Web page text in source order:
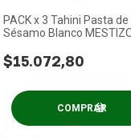
PACK x 3 Tahini Pasta de
Sésamo Blanco MESTIZO
$15.072,80